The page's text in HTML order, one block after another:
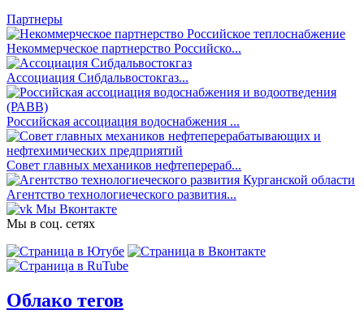
Партнеры
Некоммерческое партнерство Российско...
Ассоциация Сибдальвостокгаз...
Российская ассоциация водоснабжения ...
Совет главных механиков нефтеперераб...
Агентство технологиеческого развития...
Мы Вконтакте
Мы в соц. сетях
Облако тегов